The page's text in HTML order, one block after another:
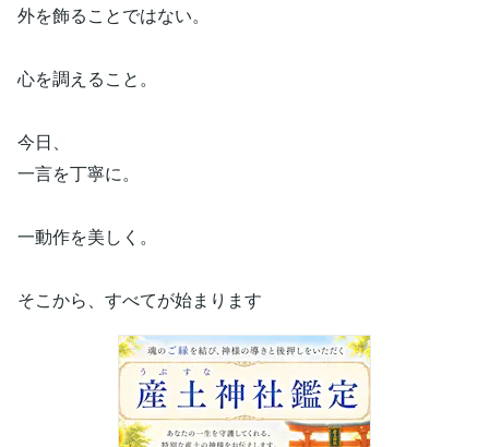
外を飾ることではない。
心を調えること。
今日、
一言を丁寧に。
一動作を美しく。
そこから、すべてが始まります